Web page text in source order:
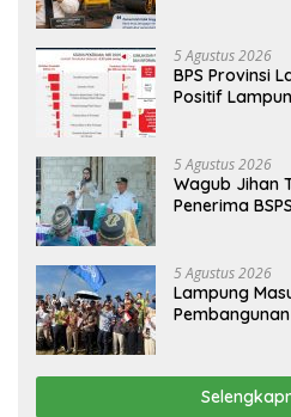
5 Agustus 2026
BPS Provinsi
Positif
5 Agustus 2026
Wagub Jihan
Penerima
5 Agustus 2026
Lampung